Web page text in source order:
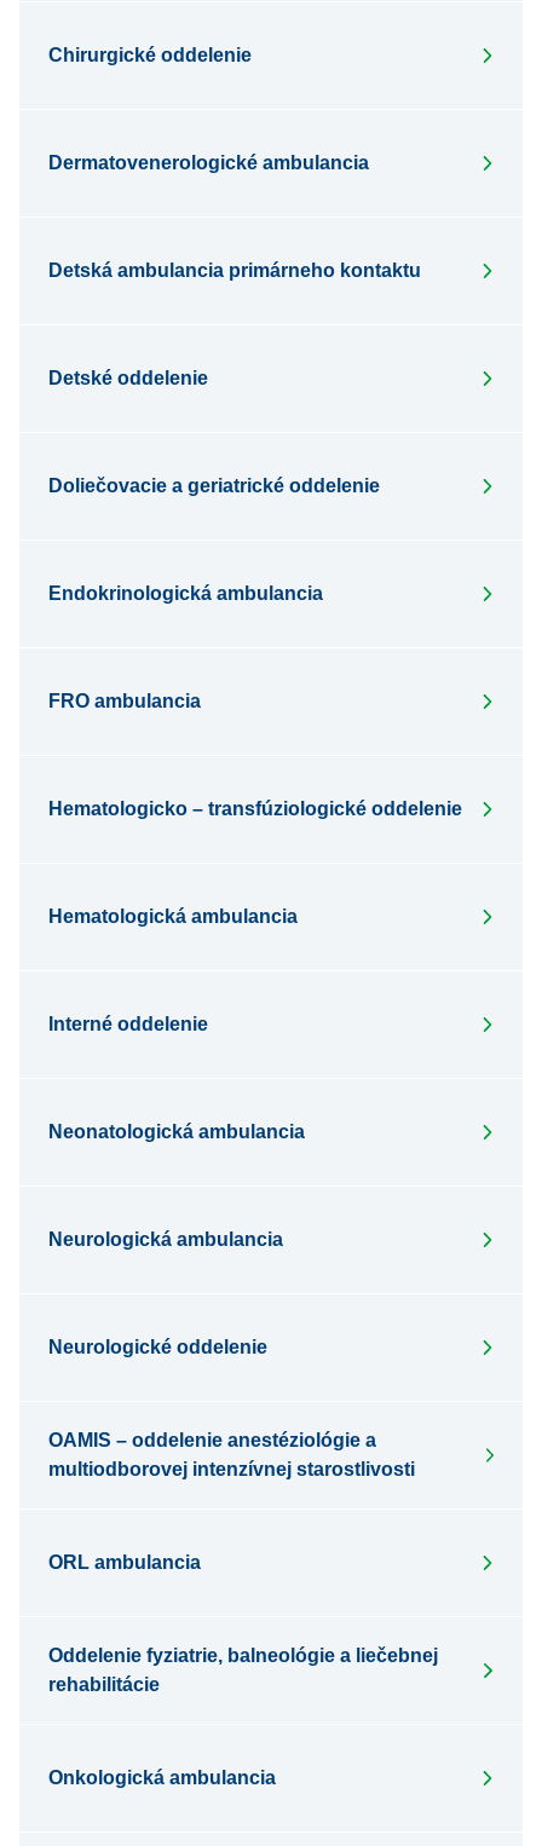
Chirurgické oddelenie
Dermatovenerologické ambulancia
Detská ambulancia primárneho kontaktu
Detské oddelenie
Doliečovacie a geriatrické oddelenie
Endokrinologická ambulancia
FRO ambulancia
Hematologicko – transfúziologické oddelenie
Hematologická ambulancia
Interné oddelenie
Neonatologická ambulancia
Neurologická ambulancia
Neurologické oddelenie
OAMIS – oddelenie anestéziológie a
multiodborovej intenzívnej starostlivosti
ORL ambulancia
Oddelenie fyziatrie, balneológie a liečebnej
rehabilitácie
Onkologická ambulancia